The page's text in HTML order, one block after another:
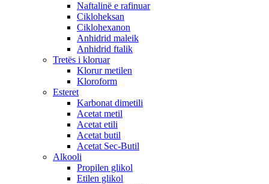
Naftalinë e rafinuar
Cikloheksan
Ciklohexanon
Anhidrid maleik
Anhidrid ftalik
Tretës i kloruar
Klorur metilen
Kloroform
Esteret
Karbonat dimetili
Acetat metil
Acetat etili
Acetat butil
Acetat Sec-Butil
Alkooli
Propilen glikol
Etilen glikol